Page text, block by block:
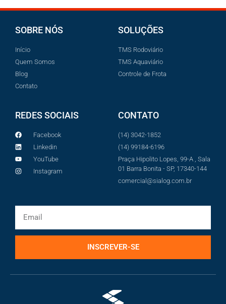
SOBRE NÓS
Início
Quem Somos
Blog
Contato
SOLUÇÕES
TMS Rodoviário
TMS Aquaviário
Controle de Frota
REDES SOCIAIS
Facebook
Linkedin
YouTube
Instagram
CONTATO
(14) 3042-1852
(14) 99184-6196
Praça Hipolito Lopes, 99-A , Sala
01 Barra Bonita - SP, 17340-144
comercial@sialog.com.br
INSCREVER-SE